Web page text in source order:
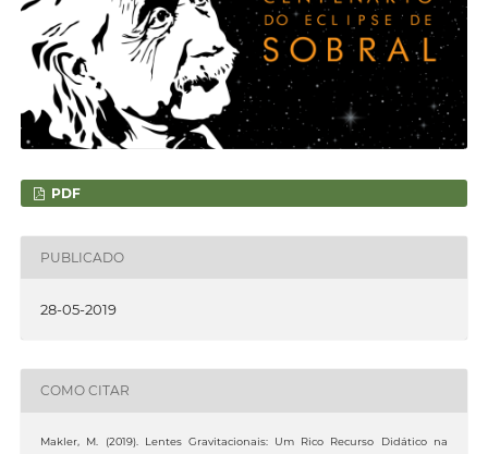
PDF
PUBLICADO
28-05-2019
COMO CITAR
Makler, M. (2019). Lentes Gravitacionais: Um Rico Recurso Didático na